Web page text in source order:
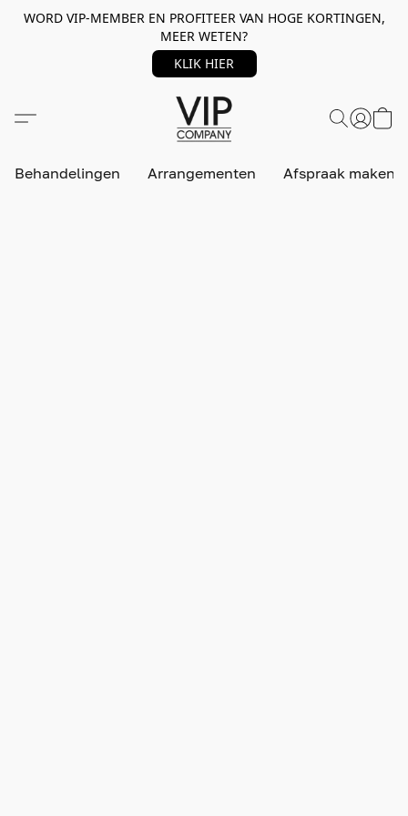
WORD VIP-MEMBER EN PROFITEER VAN HOGE KORTINGEN,
MEER WETEN?
KLIK HIER
Behandelingen Arrangementen Afspraak maken